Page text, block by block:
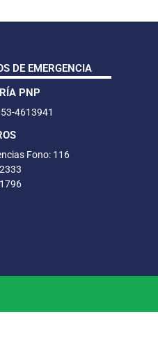
DE EMERGENCIA
PNP
4613941
Fono: 116